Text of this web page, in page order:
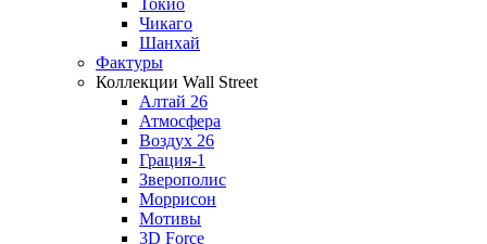
Токио
Чикаго
Шанхай
Фактуры
Коллекции Wall Street
Алтай 26
Атмосфера
Воздух 26
Грация-1
Зверополис
Моррисон
Мотивы
3D Force